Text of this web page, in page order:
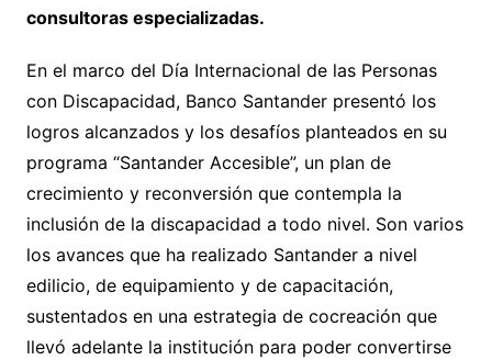
consultoras especializadas.
En el marco del Día Internacional de las Personas
con Discapacidad, Banco Santander presentó los
logros alcanzados y los desafíos planteados en su
programa “Santander Accesible”, un plan de
crecimiento y reconversión que contempla la
inclusión de la discapacidad a todo nivel. Son varios
los avances que ha realizado Santander a nivel
edilicio, de equipamiento y de capacitación,
sustentados en una estrategia de cocreación que
llevó adelante la institución para poder convertirse